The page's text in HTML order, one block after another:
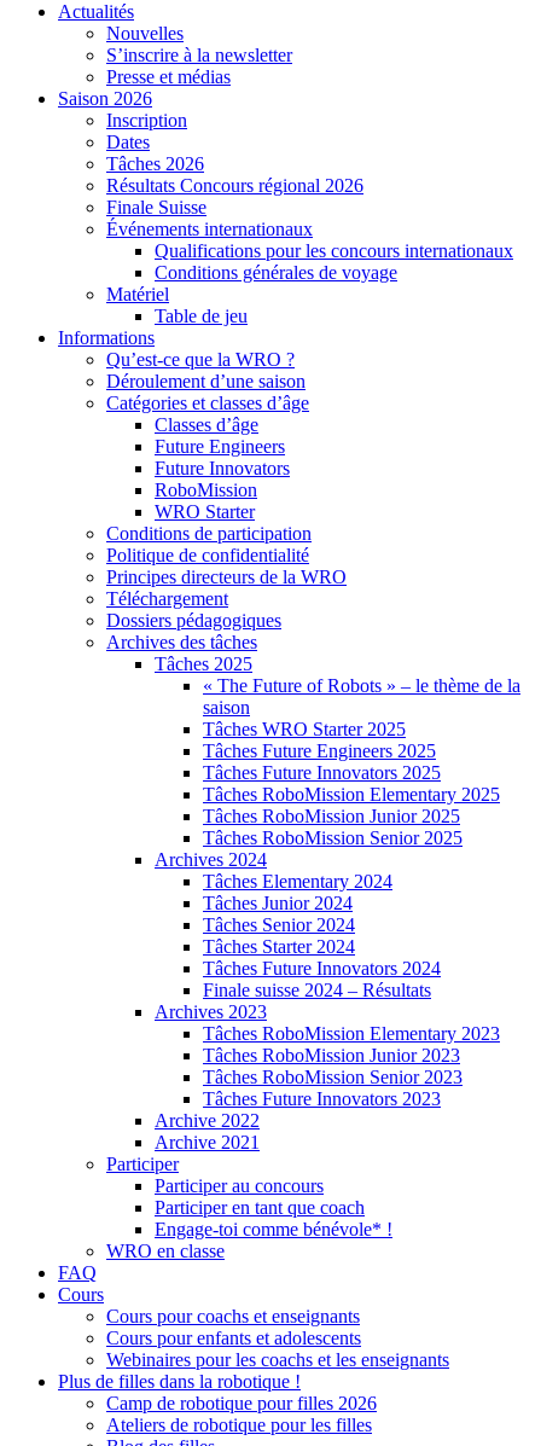
Actualités
Nouvelles
S’inscrire à la newsletter
Presse et médias
Saison 2026
Inscription
Dates
Tâches 2026
Résultats Concours régional 2026
Finale Suisse
Événements internationaux
Qualifications pour les concours internationaux
Conditions générales de voyage
Matériel
Table de jeu
Informations
Qu’est-ce que la WRO ?
Déroulement d’une saison
Catégories et classes d’âge
Classes d’âge
Future Engineers
Future Innovators
RoboMission
WRO Starter
Conditions de participation
Politique de confidentialité
Principes directeurs de la WRO
Téléchargement
Dossiers pédagogiques
Archives des tâches
Tâches 2025
« The Future of Robots » – le thème de la
saison
Tâches WRO Starter 2025
Tâches Future Engineers 2025
Tâches Future Innovators 2025
Tâches RoboMission Elementary 2025
Tâches RoboMission Junior 2025
Tâches RoboMission Senior 2025
Archives 2024
Tâches Elementary 2024
Tâches Junior 2024
Tâches Senior 2024
Tâches Starter 2024
Tâches Future Innovators 2024
Finale suisse 2024 – Résultats
Archives 2023
Tâches RoboMission Elementary 2023
Tâches RoboMission Junior 2023
Tâches RoboMission Senior 2023
Tâches Future Innovators 2023
Archive 2022
Archive 2021
Participer
Participer au concours
Participer en tant que coach
Engage-toi comme bénévole* !
WRO en classe
FAQ
Cours
Cours pour coachs et enseignants
Cours pour enfants et adolescents
Webinaires pour les coachs et les enseignants
Plus de filles dans la robotique !
Camp de robotique pour filles 2026
Ateliers de robotique pour les filles